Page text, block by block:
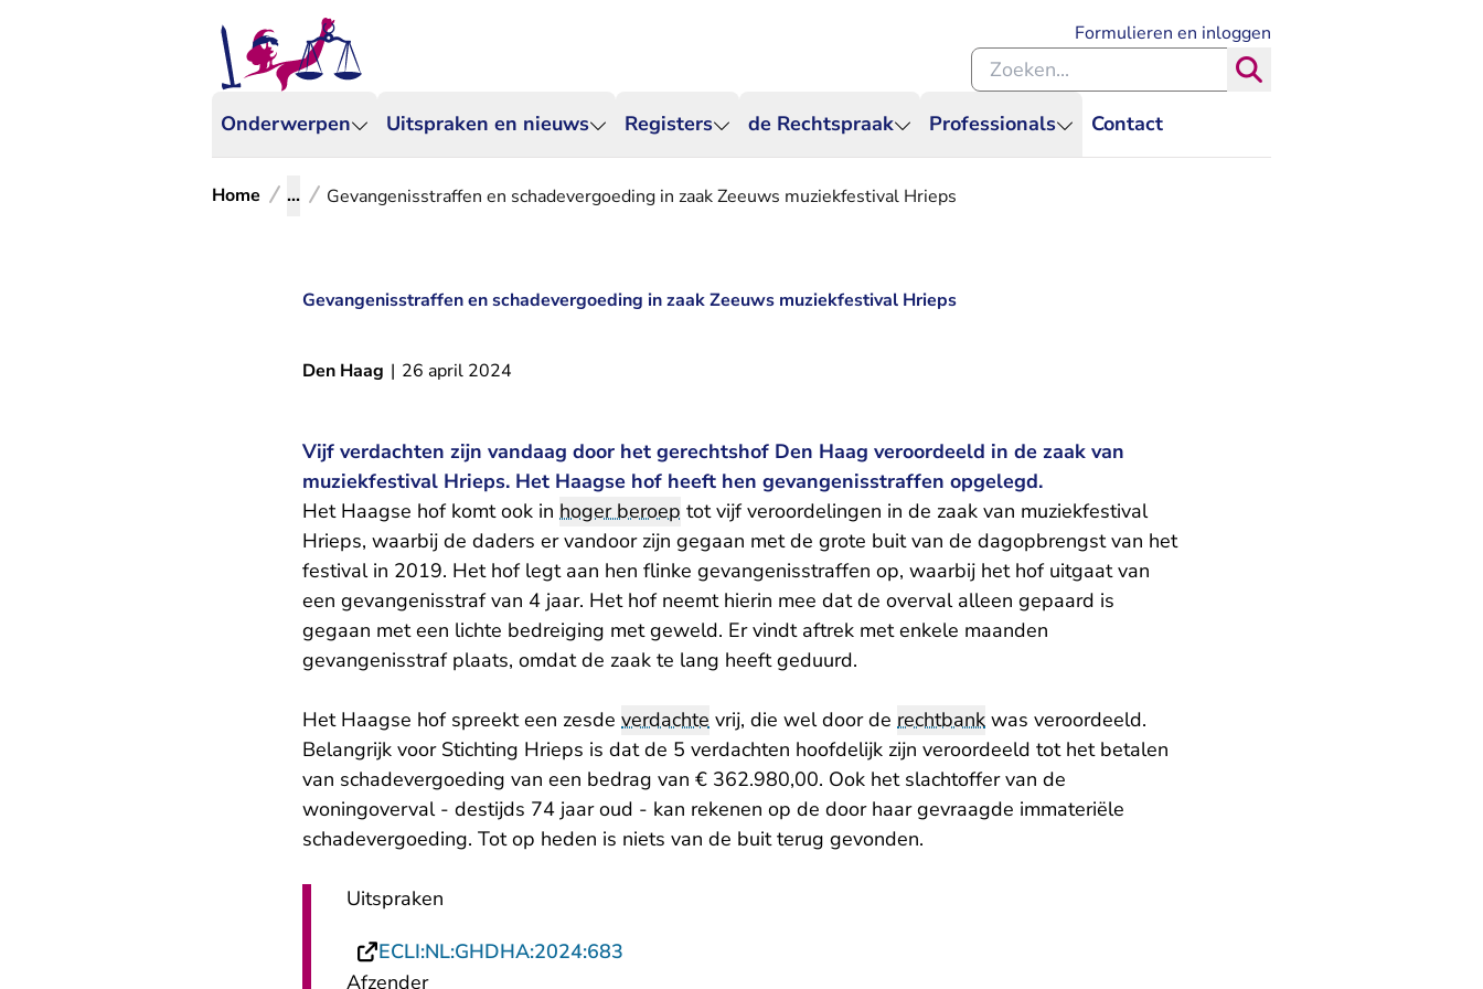
Onderwerpen Uitspraken en nieuws Registers de Rechtspraak Professionals Contact
Formulieren en inloggen
Zoeken binnen de Rechtspraak
Home ... Gevangenisstraffen en schadevergoeding in zaak Zeeuws muziekfestival Hrieps
Gevangenisstraffen en schadevergoeding in zaak Zeeuws muziekfestival Hrieps
Den Haag | 26 april 2024
Vijf verdachten zijn vandaag door het gerechtshof Den Haag veroordeeld in de zaak van
muziekfestival Hrieps. Het Haagse hof heeft hen gevangenisstraffen opgelegd.
Het Haagse hof komt ook in hoger beroep tot vijf veroordelingen in de zaak van muziekfestival
Hrieps, waarbij de daders er vandoor zijn gegaan met de grote buit van de dagopbrengst van het
festival in 2019. Het hof legt aan hen flinke gevangenisstraffen op, waarbij het hof uitgaat van
een gevangenisstraf van 4 jaar. Het hof neemt hierin mee dat de overval alleen gepaard is
gegaan met een lichte bedreiging met geweld. Er vindt aftrek met enkele maanden
gevangenisstraf plaats, omdat de zaak te lang heeft geduurd.
Het Haagse hof spreekt een zesde verdachte vrij, die wel door de rechtbank was veroordeeld.
Belangrijk voor Stichting Hrieps is dat de 5 verdachten hoofdelijk zijn veroordeeld tot het betalen
van schadevergoeding van een bedrag van € 362.980,00. Ook het slachtoffer van de
woningoverval - destijds 74 jaar oud - kan rekenen op de door haar gevraagde immateriële
schadevergoeding. Tot op heden is niets van de buit terug gevonden.
Uitspraken
ECLI:NL:GHDHA:2024:683
Afzender